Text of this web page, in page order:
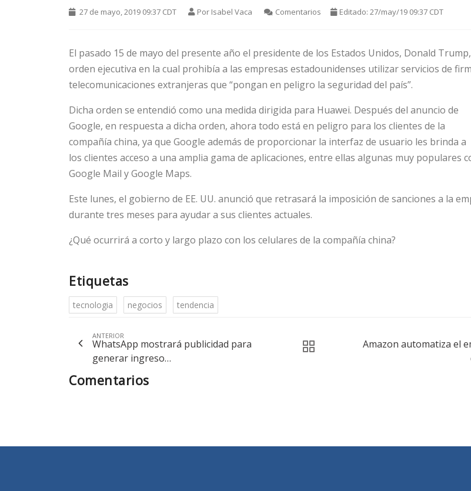
27 de mayo, 2019 09:37 CDT Por Isabel Vaca Comentarios Editado: 27/may/19 09:37 CDT
El pasado 15 de mayo del presente año el presidente de los Estados Unidos, Donald
orden ejecutiva en la cual prohibía a las empresas estadounidenses utilizar servicios de
telecomunicaciones extranjeras que “pongan en peligro la seguridad del país”.
Dicha orden se entendió como una medida dirigida para Huawei. Después del anuncio de
Google, en respuesta a dicha orden, ahora todo está en peligro para los clientes de la
compañía china, ya que Google además de proporcionar la interfaz de usuario les brinda a
los clientes acceso a una amplia gama de aplicaciones, entre ellas algunas muy populares
Google Mail y Google Maps.
Este lunes, el gobierno de EE. UU. anunció que retrasará la imposición de sanciones a la
durante tres meses para ayudar a sus clientes actuales.
¿Qué ocurrirá a corto y largo plazo con los celulares de la compañía china?
Etiquetas
tecnologia negocios tendencia
ANTERIOR
WhatsApp mostrará publicidad para
generar ingreso…
Amazon automatiza el
Comentarios